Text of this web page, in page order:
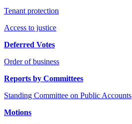
Tenant protection
Access to justice
Deferred Votes
Order of business
Reports by Committees
Standing Committee on Public Accounts
Motions